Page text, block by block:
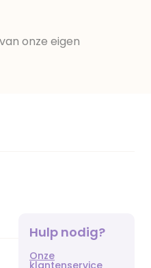
onze eigen
Hulp nodig?
Onze
klantenservice